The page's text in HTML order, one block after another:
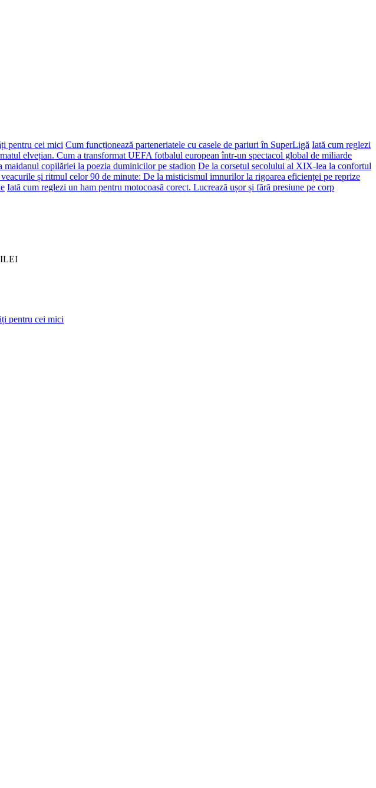
pentru cei mici Cum funcționează parteneriatele cu casele de pariuri în SuperLigă Iată cum reglezi
elvețian. Cum a transformat UEFA fotbalul european într-un spectacol global de miliarde
maidanul copilăriei la poezia duminicilor pe stadion De la corsetul secolului al XIX-lea la confortul
veacurile și ritmul celor 90 de minute: De la misticismul imnurilor la rigoarea eficienței pe reprize
Iată cum reglezi un ham pentru motocoasă corect. Lucrează ușor și fără presiune pe corp
pentru cei mici